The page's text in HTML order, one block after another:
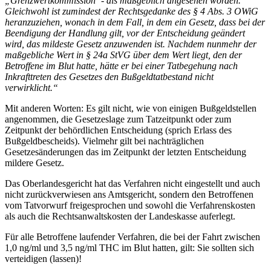
Gleichwohl ist zumindest der Rechtsgedanke des § 4 Abs. 3 OWiG
heranzuziehen, wonach in dem Fall, in dem ein Gesetz, dass bei der
Beendigung der Handlung gilt, vor der Entscheidung geändert
wird, das mildeste Gesetz anzuwenden ist. Nachdem nunmehr der
maßgebliche Wert in § 24a StVG über dem Wert liegt, den der
Betroffene im Blut hatte, hätte er bei einer Tatbegehung nach
Inkrafttreten des Gesetzes den Bußgeldtatbestand nicht
verwirklicht.“
Mit anderen Worten: Es gilt nicht, wie von einigen Bußgeldstellen
angenommen, die Gesetzeslage zum Tatzeitpunkt oder zum
Zeitpunkt der behördlichen Entscheidung (sprich Erlass des
Bußgeldbescheids). Vielmehr gilt bei nachträglichen
Gesetzesänderungen das im Zeitpunkt der letzten Entscheidung
mildere Gesetz.
Das Oberlandesgericht hat das Verfahren nicht eingestellt und auch
nicht zurückverwiesen ans Amtsgericht, sondern den Betroffenen
vom Tatvorwurf freigesprochen und sowohl die Verfahrenskosten
als auch die Rechtsanwaltskosten der Landeskasse auferlegt.
Für alle Betroffene laufender Verfahren, die bei der Fahrt zwischen
1,0 ng/ml und 3,5 ng/ml THC im Blut hatten, gilt: Sie sollten sich
verteidigen (lassen)!